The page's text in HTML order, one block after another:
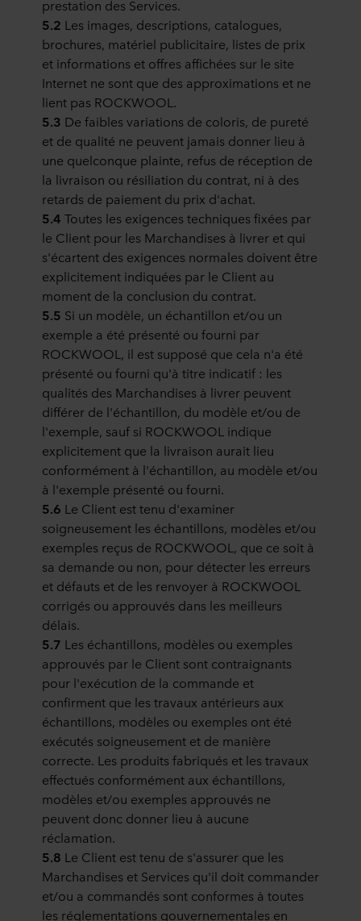
prestation des Services.
5.2 Les images, descriptions, catalogues,
brochures, matériel publicitaire, listes de prix
et informations et offres affichées sur le site
Internet ne sont que des approximations et ne
lient pas ROCKWOOL.
5.3 De faibles variations de coloris, de pureté
et de qualité ne peuvent jamais donner lieu à
une quelconque plainte, refus de réception de
la livraison ou résiliation du contrat, ni à des
retards de paiement du prix d'achat.
5.4 Toutes les exigences techniques fixées par
le Client pour les Marchandises à livrer et qui
s'écartent des exigences normales doivent être
explicitement indiquées par le Client au
moment de la conclusion du contrat.
5.5 Si un modèle, un échantillon et/ou un
exemple a été présenté ou fourni par
ROCKWOOL, il est supposé que cela n'a été
présenté ou fourni qu'à titre indicatif : les
qualités des Marchandises à livrer peuvent
différer de l'échantillon, du modèle et/ou de
l'exemple, sauf si ROCKWOOL indique
explicitement que la livraison aurait lieu
conformément à l'échantillon, au modèle et/ou
à l'exemple présenté ou fourni.
5.6 Le Client est tenu d'examiner
soigneusement les échantillons, modèles et/ou
exemples reçus de ROCKWOOL, que ce soit à
sa demande ou non, pour détecter les erreurs
et défauts et de les renvoyer à ROCKWOOL
corrigés ou approuvés dans les meilleurs
délais.
5.7 Les échantillons, modèles ou exemples
approuvés par le Client sont contraignants
pour l'exécution de la commande et
confirment que les travaux antérieurs aux
échantillons, modèles ou exemples ont été
exécutés soigneusement et de manière
correcte. Les produits fabriqués et les travaux
effectués conformément aux échantillons,
modèles et/ou exemples approuvés ne
peuvent donc donner lieu à aucune
réclamation.
5.8 Le Client est tenu de s'assurer que les
Marchandises et Services qu'il doit commander
et/ou a commandés sont conformes à toutes
les réglementations gouvernementales en